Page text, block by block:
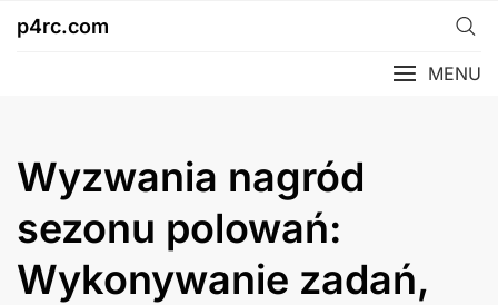
p4rc.com
MENU
Wyzwania nagród
sezonu polowań:
Wykonywanie zadań,